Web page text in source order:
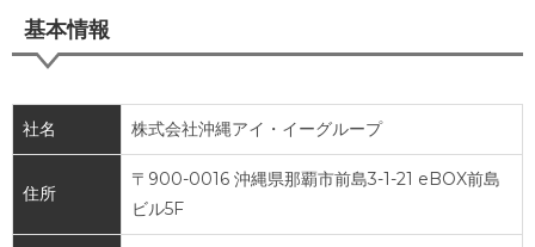
基本情報​
社名 株式会社沖縄アイ・イーグループ
住所
〒900-0016 沖縄県那覇市前島3-1-21 eBOX前島
ビル5F